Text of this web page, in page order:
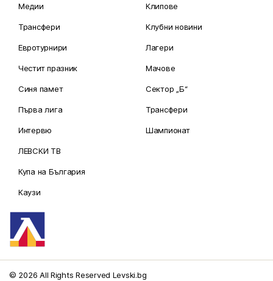
Медии
Трансфери
Евротурнири
Честит празник
Синя памет
Първа лига
Интервю
ЛЕВСКИ ТВ
Купа на България
Каузи
Клипове
Клубни новини
Лагери
Мачове
Сектор „Б“
Трансфери
Шампионат
© 2026 All Rights Reserved Levski.bg